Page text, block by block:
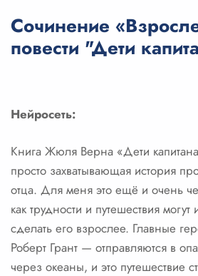
Вход
Вход с Telegram
Сочинение
повести "Дети
Нейросеть:
Книга Жюля Верна «Дети
просто захватывающая история
отца. Для меня это ещё и очень
как трудности и путешествия
сделать его взрослее. Главные
Роберт Грант — отправляются в
через океаны, и это путешествие